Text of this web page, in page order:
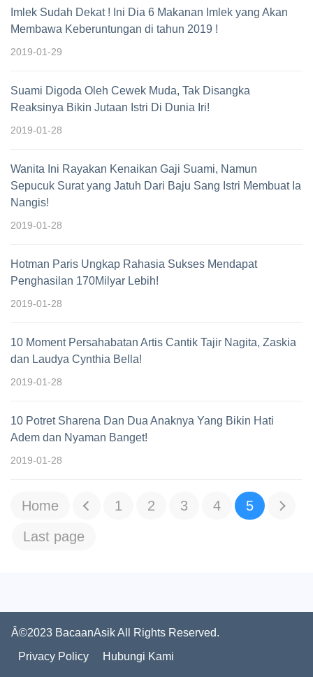
Imlek Sudah Dekat ! Ini Dia 6 Makanan Imlek yang Akan
Membawa Keberuntungan di tahun 2019 !
2019-01-29
Suami Digoda Oleh Cewek Muda, Tak Disangka
Reaksinya Bikin Jutaan Istri Di Dunia Iri!
2019-01-28
Wanita Ini Rayakan Kenaikan Gaji Suami, Namun
Sepucuk Surat yang Jatuh Dari Baju Sang Istri Membuat Ia
Nangis!
2019-01-28
Hotman Paris Ungkap Rahasia Sukses Mendapat
Penghasilan 170Milyar Lebih!
2019-01-28
10 Moment Persahabatan Artis Cantik Tajir Nagita, Zaskia
dan Laudya Cynthia Bella!
2019-01-28
10 Potret Sharena Dan Dua Anaknya Yang Bikin Hati
Adem dan Nyaman Banget!
2019-01-28
Home 1 2 3 4
5
Last page
Â©2023 BacaanAsik All Rights Reserved.
Privacy Policy
Hubungi Kami